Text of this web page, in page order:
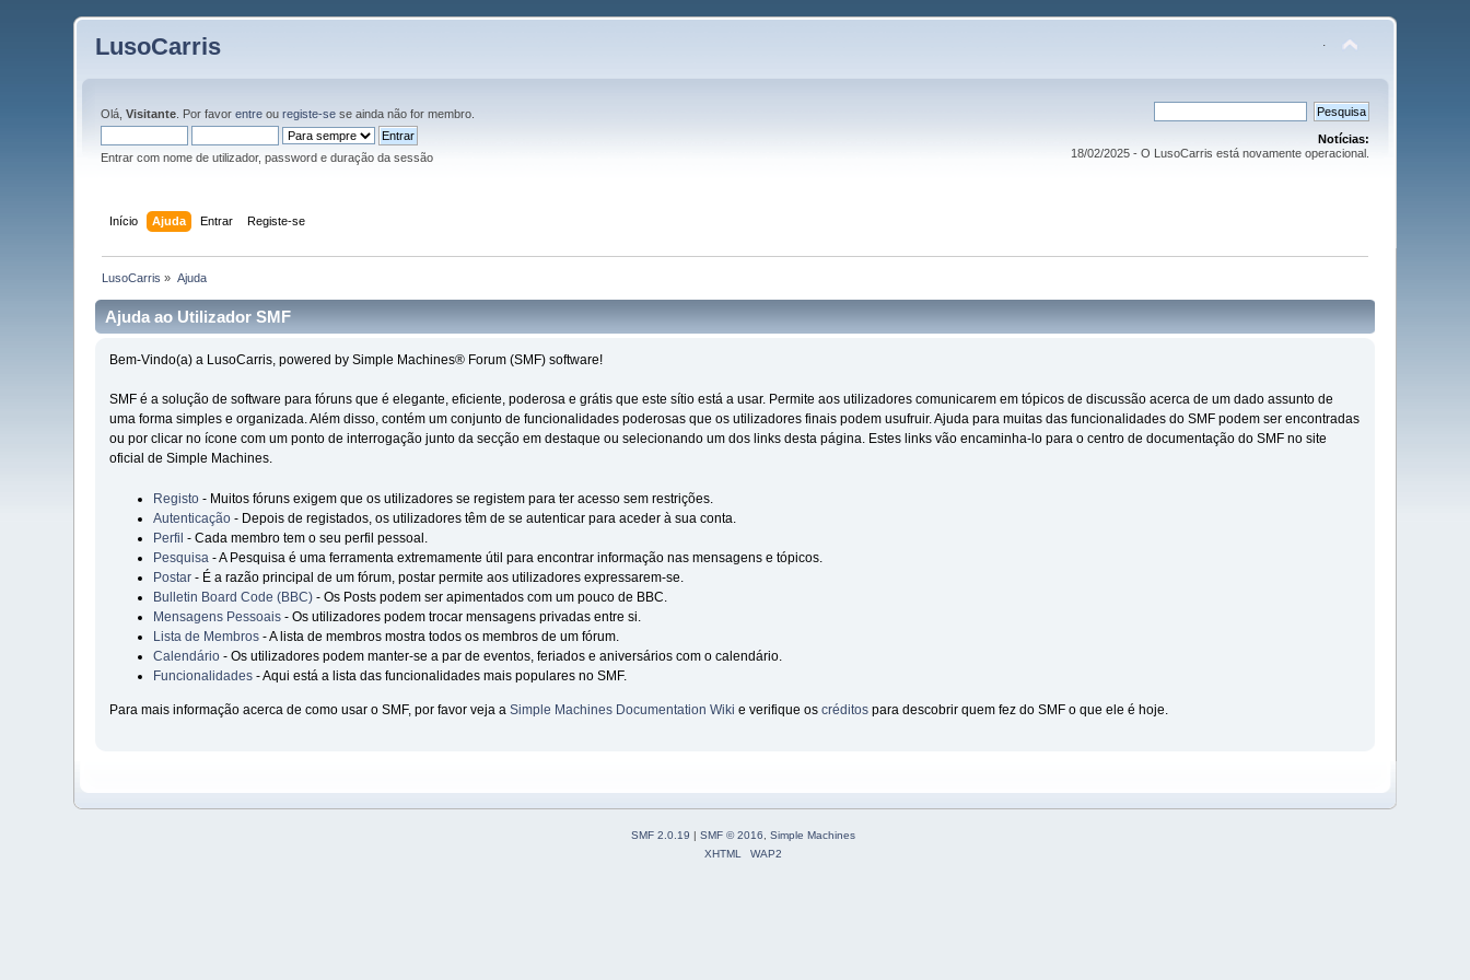
LusoCarris .
Olá,Visitante . Por favorentre ouregiste-se se ainda não for membro.
Entrar com nome de utilizador, password e duração da sessão
Notícias:
18/02/2025 - O LusoCarris está novamente operacional.
Início Ajuda Entrar Registe-se
LusoCarris » Ajuda
Ajuda ao Utilizador SMF
Bem-Vindo(a) a LusoCarris, powered by Simple Machines® Forum (SMF) software!
SMF é a solução de software para fóruns que é elegante, eficiente, poderosa e grátis que este sítio está a usar. Permite aos utilizadores comunicarem em tópicos de discussão acerca de um dado assunto de
uma forma simples e organizada. Além disso, contém um conjunto de funcionalidades poderosas que os utilizadores finais podem usufruir. Ajuda para muitas das funcionalidades do SMF podem ser encontradas
ou por clicar no ícone com um ponto de interrogação junto da secção em destaque ou selecionando um dos links desta página. Estes links vão encaminha-lo para o centro de documentação do SMF no site
oficial de Simple Machines.
Registo- Muitos fóruns exigem que os utilizadores se registem para ter acesso sem restrições.
Autenticação- Depois de registados, os utilizadores têm de se autenticar para aceder à sua conta.
Perfil - Cada membro tem o seu perfil pessoal.
Pesquisa- A Pesquisa é uma ferramenta extremamente útil para encontrar informação nas mensagens e tópicos.
Postar- É a razão principal de um fórum, postar permite aos utilizadores expressarem-se.
Bulletin Board Code (BBC)- Os Posts podem ser apimentados com um pouco de BBC.
Mensagens Pessoais- Os utilizadores podem trocar mensagens privadas entre si.
Lista de Membros- A lista de membros mostra todos os membros de um fórum.
Calendário- Os utilizadores podem manter-se a par de eventos, feriados e aniversários com o calendário.
Funcionalidades- Aqui está a lista das funcionalidades mais populares no SMF.
Para mais informação acerca de como usar o SMF, por favor veja a Simple Machines Documentation Wiki e verifique os créditospara descobrir quem fez do SMF o que ele é hoje.
SMF 2.0.19 | SMF © 2016, Simple Machines
XHTML
WAP2